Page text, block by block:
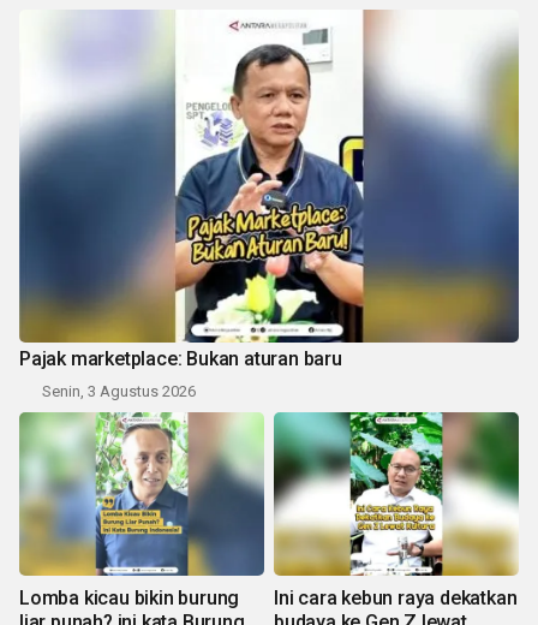
Pajak marketplace: Bukan aturan baru
Senin, 3 Agustus 2026
Lomba kicau bikin burung
Ini cara kebun raya dekatkan